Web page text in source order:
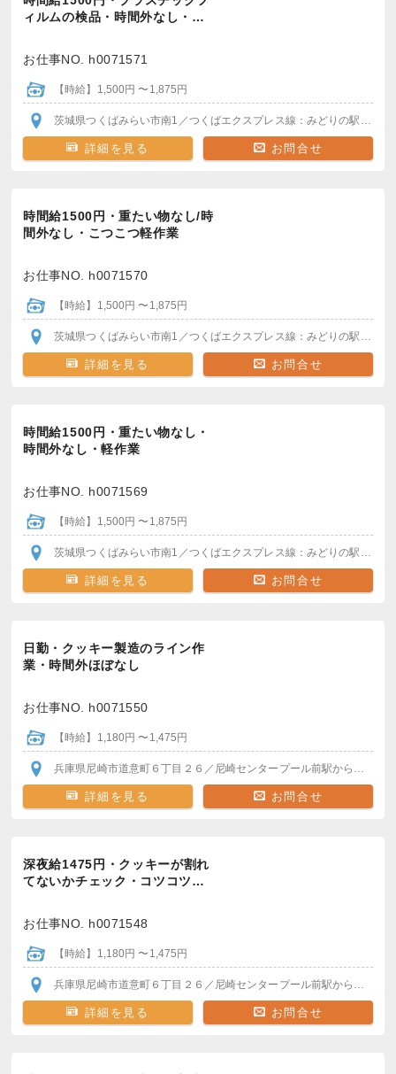
ィルムの検品・時間外なし・…
お仕事NO. h0071571
【時給】1,500円 〜1,875円
茨城県つくばみらい市南1 ／つくばエクスプレス線：みどりの駅 駅か
詳細を見る お問合せ
時間給1500円・重たい物なし/時
間外なし・こつこつ軽作業
お仕事NO. h0071570
【時給】1,500円 〜1,875円
茨城県つくばみらい市南1 ／つくばエクスプレス線：みどりの駅 駅から
詳細を見る お問合せ
時間給1500円・重たい物なし・
時間外なし・軽作業
お仕事NO. h0071569
【時給】1,500円 〜1,875円
茨城県つくばみらい市南1 ／つくばエクスプレス線：みどりの駅 駅から
詳細を見る お問合せ
日勤・クッキー製造のライン作
業・時間外ほぼなし
お仕事NO. h0071550
【時給】1,180円 〜1,475円
兵庫県尼崎市道意町６丁目２６ ／尼崎センタープール前駅から徒歩8分
詳細を見る お問合せ
深夜給1475円・クッキーが割れ
てないかチェック・コツコツ…
お仕事NO. h0071548
【時給】1,180円 〜1,475円
兵庫県尼崎市道意町６丁目２６ ／尼崎センタープール前駅から徒歩8分
詳細を見る お問合せ